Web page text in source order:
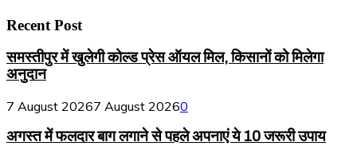
Recent Post
समस्तीपुर में खुलेगी कोल्ड प्रेस ऑयल मिल, किसानों को मिलेगा
अनुदान
7 August 20267 August 20260
अगस्त में फलदार बाग लगाने से पहले अपनाएं ये 10 जरूरी उपाय